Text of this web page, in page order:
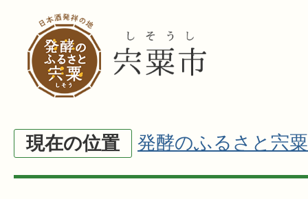
現在の位置 発酵のふるさと宍粟